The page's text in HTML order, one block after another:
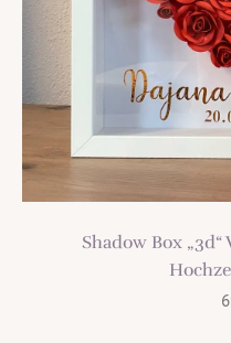
Shadow Box „3d“